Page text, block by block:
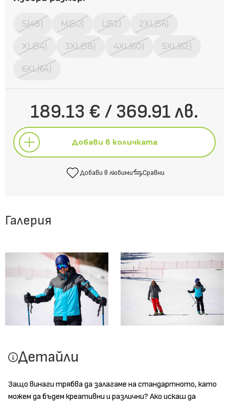
S(48) M(50) L(52) 2XL(56)
XL(54) 3XL(58) 4XL(60) 5XL(62)
6XL(64)
189.13 € / 369.91 лв.
Добави в количката
Добави в любими Сравни
Галерия
Детайли
Защо винаги трябва да залагаме на стандартното, като
можем да бъдем креативни и различни? Ако искаш да